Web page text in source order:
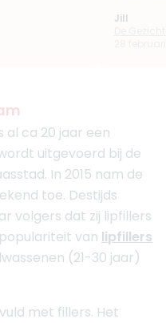
Jill
al ca 20 jaar een
uitgevoerd bij de
In 2015 nam de
toe. Destijds
volgers dat zij lipfillers
van lipfillers
(21-30 jaar)
met fillers. Het